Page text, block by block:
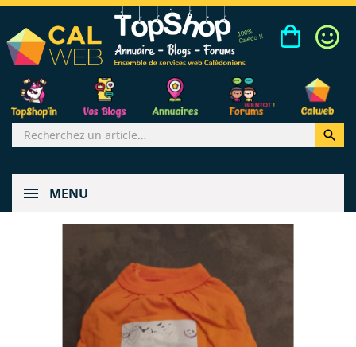

MENU